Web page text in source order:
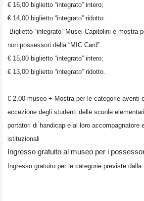
€ 16,00 biglietto “integrato” intero;
€ 14,00 biglietto “integrato” ridotto.
-Biglietto “integrato” Musei Capitolini e mostra
non possessori della “MIC Card”
€ 15,00 biglietto “integrato” intero;
€ 13,00 biglietto “integrato” ridotto.
€ 2,00 museo + Mostra per le categorie aventi
eccezione degli studenti delle scuole
portatori di handicap e al loro accompagnatore
istituzionali
Ingresso gratuito al museo per i
Ingresso gratuito per le categorie previste dalla